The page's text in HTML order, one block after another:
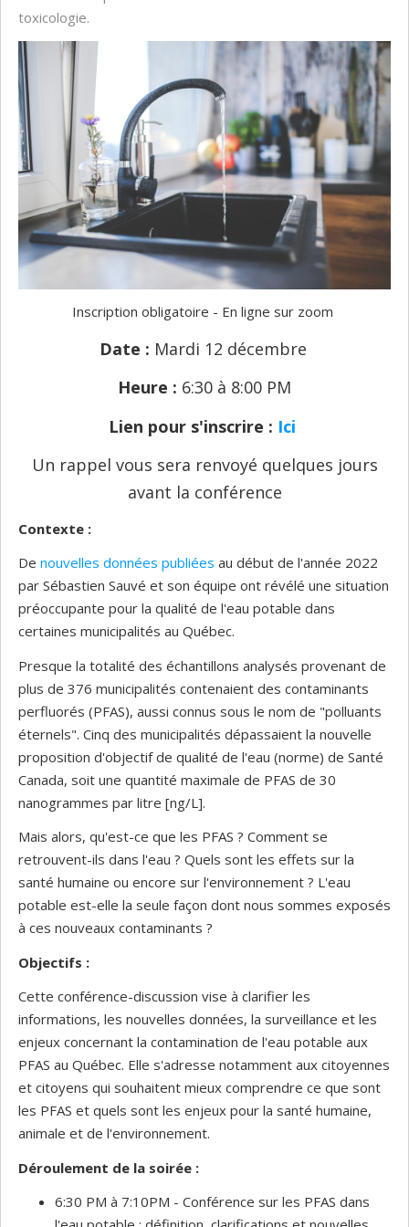
toxicologie.
Inscription obligatoire - En ligne sur zoom
Date : Mardi 12 décembre
Heure : 6:30 à 8:00 PM
Lien pour s'inscrire : Ici
Un rappel vous sera renvoyé quelques jours
avant la conférence
Contexte :
De nouvelles données publiées au début de l'année 2022
par Sébastien Sauvé et son équipe ont révélé une situation
préoccupante pour la qualité de l'eau potable dans
certaines municipalités au Québec.
Presque la totalité des échantillons analysés provenant de
plus de 376 municipalités contenaient des contaminants
perfluorés (PFAS), aussi connus sous le nom de "polluants
éternels". Cinq des municipalités dépassaient la nouvelle
proposition d'objectif de qualité de l'eau (norme) de Santé
Canada, soit une quantité maximale de PFAS de 30
nanogrammes par litre [ng/L].
Mais alors, qu'est-ce que les PFAS ? Comment se
retrouvent-ils dans l'eau ? Quels sont les effets sur la
santé humaine ou encore sur l'environnement ? L'eau
potable est-elle la seule façon dont nous sommes exposés
à ces nouveaux contaminants ?
Objectifs :
Cette conférence-discussion vise à clarifier les
informations, les nouvelles données, la surveillance et les
enjeux concernant la contamination de l'eau potable aux
PFAS au Québec. Elle s'adresse notamment aux citoyennes
et citoyens qui souhaitent mieux comprendre ce que sont
les PFAS et quels sont les enjeux pour la santé humaine,
animale et de l'environnement.
Déroulement de la soirée :
6:30 PM à 7:10PM - Conférence sur les PFAS dans